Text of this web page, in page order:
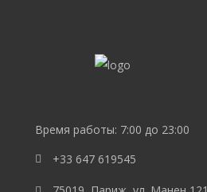
Время работы: 7:00 до 23:00
+33 647 619545